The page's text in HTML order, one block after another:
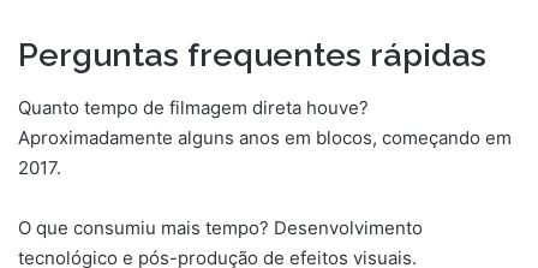
Perguntas frequentes rápidas
Quanto tempo de filmagem direta houve?
Aproximadamente alguns anos em blocos, começando em
2017.
O que consumiu mais tempo? Desenvolvimento
tecnológico e pós-produção de efeitos visuais.